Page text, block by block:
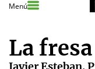
Menú
La